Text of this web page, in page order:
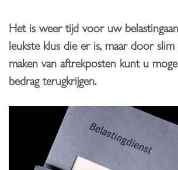
Het is weer tijd voor uw
leukste klus die er is, maar door
maken van aftrekposten kunt u
bedrag terugkrijgen.